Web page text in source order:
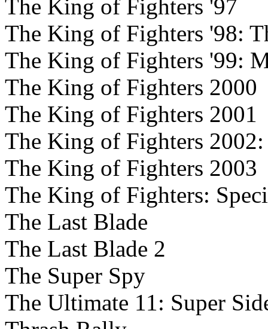
The King of Fighters '97
The King of Fighters '98:
The King of Fighters '99:
The King of Fighters 2000
The King of Fighters 2001
The King of Fighters
The King of Fighters 2003
The King of Fighters:
The Last Blade
The Last Blade 2
The Super Spy
The Ultimate 11: Super